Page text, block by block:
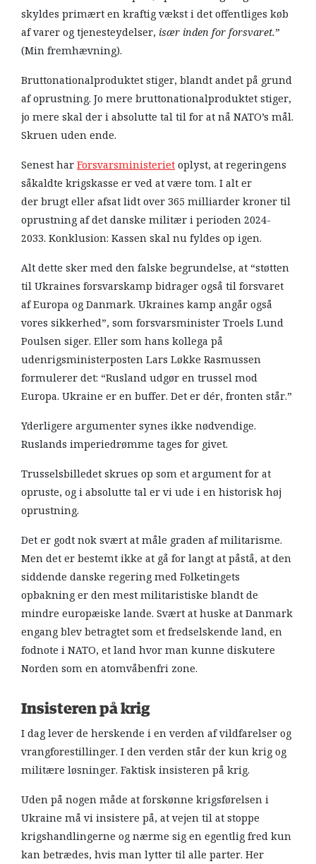
skyldes primært en kraftig vækst i det offentliges køb
af varer og tjenesteydelser, især inden for forsvaret.”
(Min fremhævning).
Bruttonationalproduktet stiger, blandt andet på grund
af oprustning. Jo mere bruttonationalproduktet stiger,
jo mere skal der i absolutte tal til for at nå NATO’s mål.
Skruen uden ende.
Senest harForsvarsministerietoplyst, at regeringens
såkaldte krigskasse er ved at være tom. I alt er
der brugt eller afsat lidt over 365 milliarder kroner til
oprustning af det danske militær i perioden 2024-
2033. Konklusion: Kassen skal nu fyldes op igen.
Alt dette sker med den falske begrundelse, at “støtten
til Ukraines forsvarskamp bidrager også til forsvaret
af Europa og Danmark. Ukraines kamp angår også
vores sikkerhed”, som forsvarsminister Troels Lund
Poulsen siger. Eller som hans kollega på
udenrigsministerposten Lars Løkke Rasmussen
formulerer det: “Rusland udgør en trussel mod
Europa. Ukraine er en buffer. Det er dér, fronten står.”
Yderligere argumenter synes ikke nødvendige.
Ruslands imperiedrømme tages for givet.
Trusselsbilledet skrues op som et argument for at
opruste, og i absolutte tal er vi ude i en historisk høj
oprustning.
Det er godt nok svært at måle graden af militarisme.
Men det er bestemt ikke at gå for langt at påstå, at den
siddende danske regering med Folketingets
opbakning er den mest militaristiske blandt de
mindre europæiske lande. Svært at huske at Danmark
engang blev betragtet som et fredselskende land, en
fodnote i NATO, et land hvor man kunne diskutere
Norden som en atomvåbenfri zone.
Insisteren på krig
I dag lever de herskende i en verden af vildfarelser og
vrangforestillinger. I den verden står der kun krig og
militære løsninger. Faktisk insisteren på krig.
Uden på nogen måde at forskønne krigsførelsen i
Ukraine må vi insistere på, at vejen til at stoppe
krigshandlingerne og nærme sig en egentlig fred kun
kan betrædes, hvis man lytter til alle parter. Her